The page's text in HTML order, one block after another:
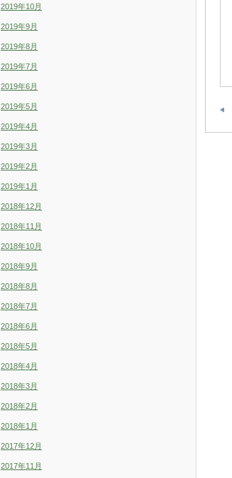
2019年10月
2019年9月
2019年8月
2019年7月
2019年6月
2019年5月
2019年4月
2019年3月
2019年2月
2019年1月
2018年12月
2018年11月
2018年10月
2018年9月
2018年8月
2018年7月
2018年6月
2018年5月
2018年4月
2018年3月
2018年2月
2018年1月
2017年12月
2017年11月